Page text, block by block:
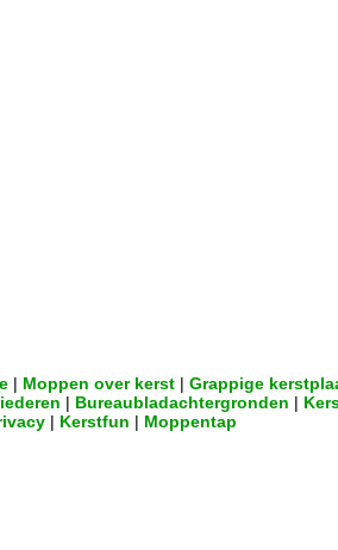
| Moppen over kerst | Grappige
| Bureaubladachtergronden |
| Kerstfun | Moppentap